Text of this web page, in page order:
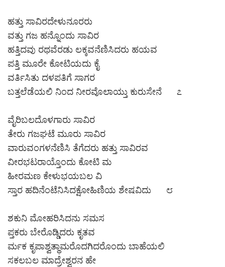
ಹತ್ತು ಸಾವಿರದೇಳುನೂರರು
ವತ್ತು ಗಜ ಹನ್ನೊಂದು ಸಾವಿರ
ಹತ್ತಿದವು ರಥವೆರಡು ಲಕ್ಕವನೆಣಿಸಿದರು ಹಯವ
ಪತ್ತಿ ಮೂರೇ ಕೋಟಿಯದು ಕೈ
ವರ್ತಿಸಿತು ದಳಪತಿಗೆ ಸಾಗರ
ಬತ್ತಲೆಡೆಯಲಿ ನಿಂದ ನೀರವೊಲಾಯ್ತು ಕುರುಸೇನೆ ೭
ವೈರಿಬಲದೊಳಗಾರು ಸಾವಿರ
ತೇರು ಗಜಘಟೆ ಮೂರು ಸಾವಿರ
ವಾರುವಂಗಳನೆಣಿಸಿ ತೆಗೆದರು ಹತ್ತು ಸಾವಿರವ
ವೀರಭಟರಾಯ್ತೊಂದು ಕೋಟಿ ಮ
ಹೀರಮಣ ಕೇಳುಭಯಬಲ ವಿ
ಸ್ತಾರ ಹದಿನೆಂಟೆನಿಸಿದಕ್ಷೋಹಿಣಿಯ ಶೇಷವಿದು ೮
ಶಕುನಿ ಮೋಹರಿಸಿದನು ಸಮಸ
ಪ್ತಕರು ಬೇರೊಡ್ಡಿದರು ಕೃತವ
ರ್ಮಕ ಕೃಪಾಶ್ವತ್ಥಾಮರೊದಗಿದರೊಂದು ಬಾಹೆಯಲಿ
ಸಕಲಬಲ ಮಾದ್ರೇಶ್ವರನ ಹೇ